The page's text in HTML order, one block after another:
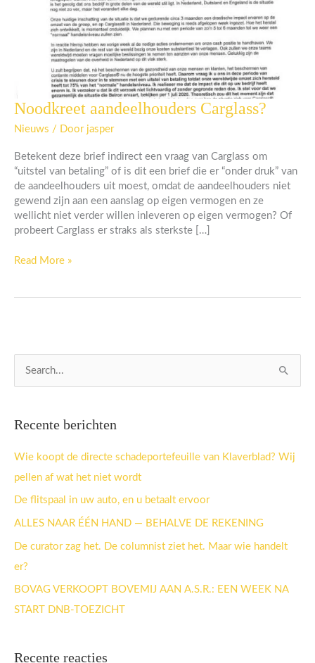
Noodkreet aandeelhouders Carglass?
Nieuws / Door jasper
Betekent deze brief indirect een vraag van Carglass om
“uitstel van betaling” of is dit een brief die er “onder druk” van
de aandeelhouders uit moest, omdat de aandeelhouders niet
gewend zijn aan een aanslag op eigen vermogen en ze
wellicht niet verder willen inleveren op eigen vermogen? Of
probeert Carglass er straks als sterkste […]
Noodkreet
Carglass?
Read More »
n
a
a
r
Recente berichten
Wie koopt de directe schadeportefeuille van Klaverblad? Wij
pellen af wat het niet wordt
De flitspaal in uw auto, en u betaalt ervoor
ALLES NAAR ÉÉN HAND — BEHALVE DE REKENING
De curator zag het. De columnist ziet het. Maar wie handelt
er?
BOVAG VERKOOPT BOVEMIJ AAN A.S.R.: EEN WEEK NA
START DNB-TOEZICHT
Recente reacties